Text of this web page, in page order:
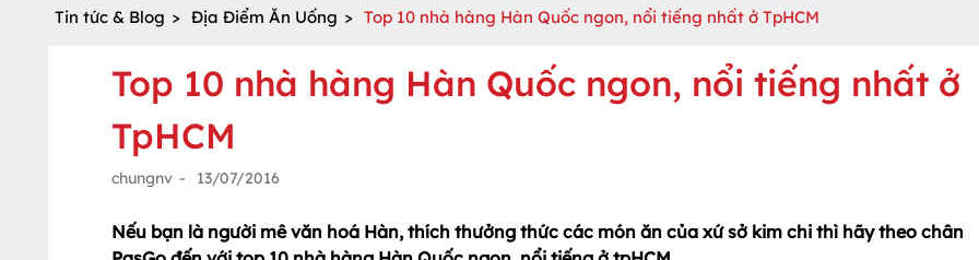
Tin tức & Blog > Địa Điểm Ăn Uống > Top 10 nhà hàng Hàn Quốc ngon, nổi tiếng nhất ở TpHCM
Top 10 nhà hàng Hàn Quốc ngon, nổi tiếng nhất ở
TpHCM
chungnv - 13/07/2016
Nếu bạn là người mê văn hoá Hàn, thích thưởng thức các món ăn của xứ sở kim chi thì hãy theo chân